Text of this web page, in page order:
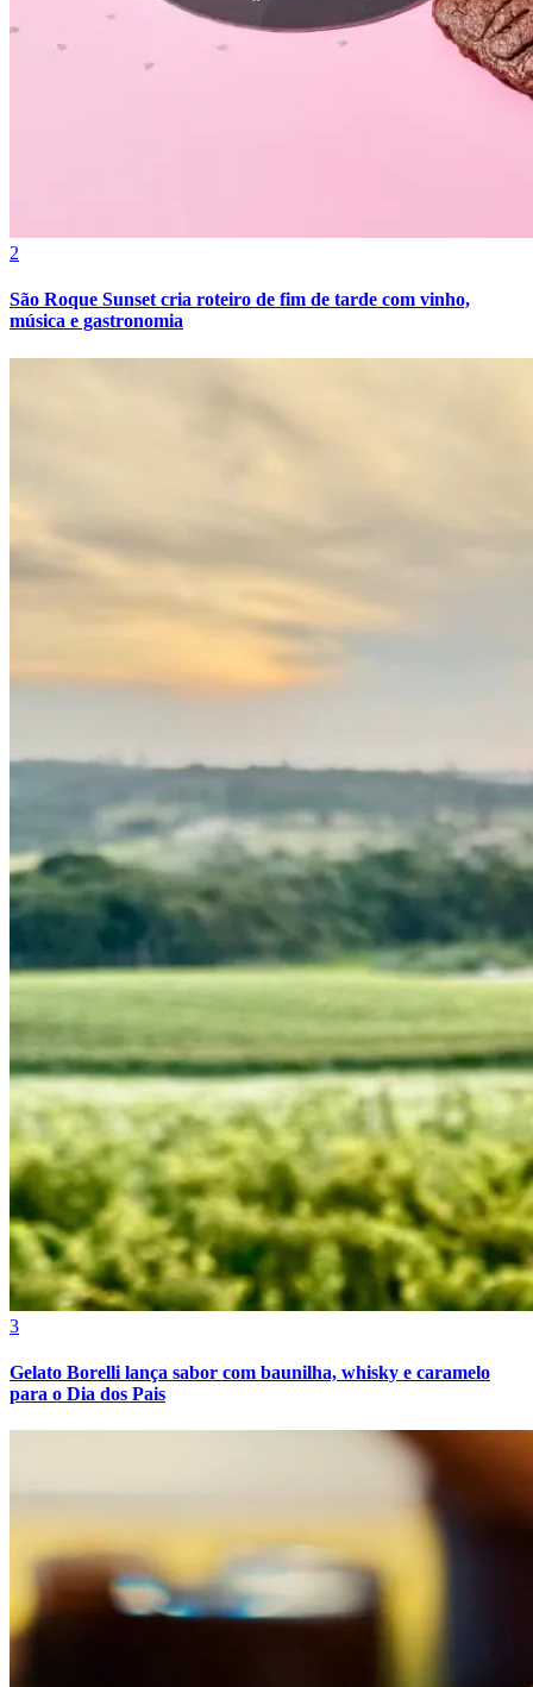
Cruzeiro
2
São Roque Sunset cria roteiro de fim de tarde com vinho,
música e gastronomia
3
Gelato Borelli lança sabor com baunilha, whisky e caramelo
para o Dia dos Pais